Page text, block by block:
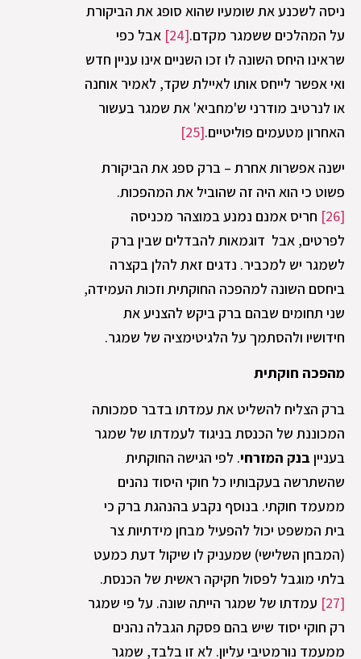
ניסה לשכנע את שומעיו שהוא סופג את הביקורת
על המהלכים ששמגר מקדם.[24]
אבל כפי
שראינו היחס השונה לו זכו השניים אינו עניין חדש
ואי אפשר לייחס אותו לאיילת שקד, לאמיר אוחנה
או לנרטיב מודרני ש'מחביא' את שמגר בעשור
האחרון מטעמים פוליטיים.[25]
ישנה אפשרות אחרת – ברק ספג את הביקורת
פשוט כי הוא היה זה שהוביל את המהפכות.
[26]
חריס אמנם נמנע במוצהר מכניסה
לפרטים, אבל דוגמאות להבדלים שבין ברק
לשמגר יש למכביר. נדגים זאת להלן בקצרה
ביחסם השונה למהפכה החוקתית וזכות העמידה,
שני תחומים שבהם ברק ביקש להצניע את
חידושיו ולהסתמך על הלגיטימציה של שמגר.
מהפכה חוקתית
ברק הצליח להשליט את עמדתו בדבר סמכותה
המכוננת של הכנסת בניגוד לעמדתו של שמגר
בעניין בנק המזרחי. לפי הגישה החוקתית
שהשתרשה בעקבותיו כל חוקי היסוד נהנים
ממעמד חוקתי. בנוסף נקבע בהנהגת ברק כי
בית המשפט יכול להפעיל מבחן מידתיות צר
(המבחן השלישי) שמעניק לו שיקול דעת כמעט
בלתי מוגבל לפסול חקיקה ראשית של הכנסת.
[27]
עמדתו של שמגר הייתה שונה. על פי שמגר
רק חוקי יסוד שיש בהם פסקת הגבלה נהנים
ממעמד נורמטיבי עליון. לא זו בלבד, שמגר